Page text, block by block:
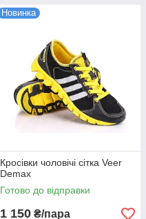
Новинка
Кросівки чоловічі сітка Veer
Demax
Готово до відправки
1 150 ₴/пара